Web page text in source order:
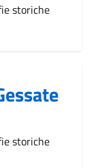
storiche
storiche